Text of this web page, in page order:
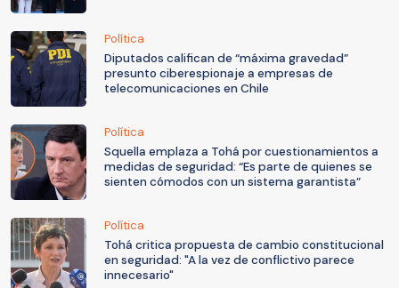
Política
Diputados califican de “máxima gravedad”
presunto ciberespionaje a empresas de
telecomunicaciones en Chile
Política
Squella emplaza a Tohá por cuestionamientos a
medidas de seguridad: “Es parte de quienes se
sienten cómodos con un sistema garantista”
Política
Tohá critica propuesta de cambio constitucional
en seguridad: "A la vez de conflictivo parece
innecesario"